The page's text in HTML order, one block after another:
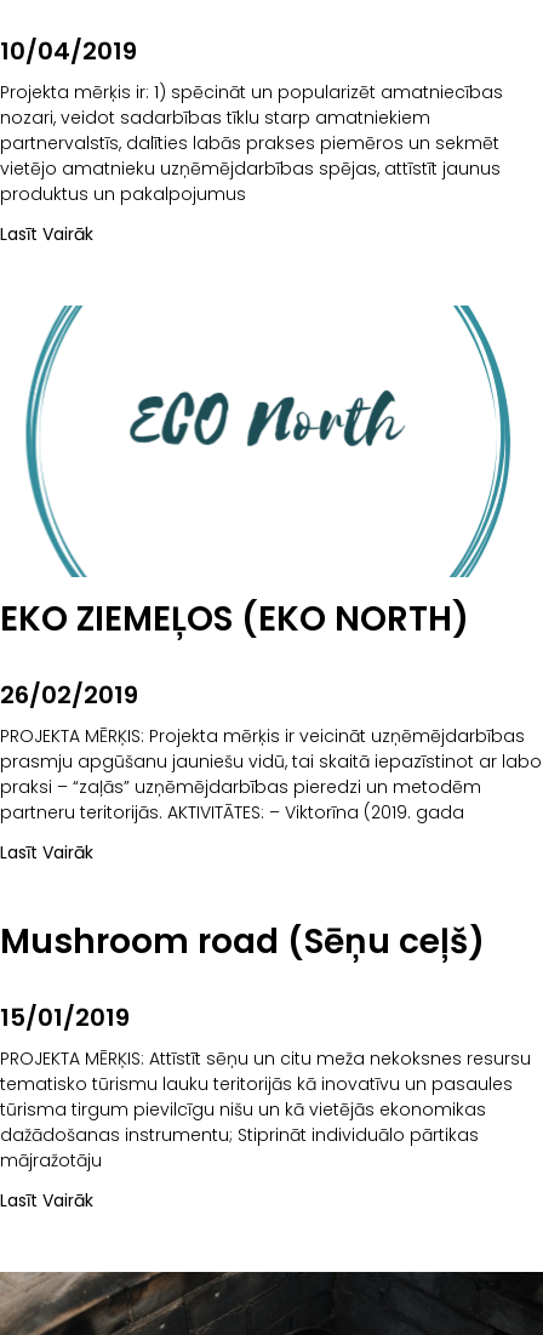
10/04/2019
Projekta mērķis ir: 1) spēcināt un popularizēt amatniecības
nozari, veidot sadarbības tīklu starp amatniekiem
partnervalstīs, dalīties labās prakses piemēros un sekmēt
vietējo amatnieku uzņēmējdarbības spējas, attīstīt jaunus
produktus un pakalpojumus
Lasīt Vairāk
EKO ZIEMEĻOS (EKO NORTH)
26/02/2019
PROJEKTA MĒRĶIS: Projekta mērķis ir veicināt uzņēmējdarbības
prasmju apgūšanu jauniešu vidū, tai skaitā iepazīstinot ar labo
praksi – “zaļās” uzņēmējdarbības pieredzi un metodēm
partneru teritorijās. AKTIVITĀTES: – Viktorīna (2019. gada
Lasīt Vairāk
Mushroom road (Sēņu ceļš)
15/01/2019
PROJEKTA MĒRĶIS: Attīstīt sēņu un citu meža nekoksnes resursu
tematisko tūrismu lauku teritorijās kā inovatīvu un pasaules
tūrisma tirgum pievilcīgu nišu un kā vietējās ekonomikas
dažādošanas instrumentu; Stiprināt individuālo pārtikas
mājražotāju
Lasīt Vairāk